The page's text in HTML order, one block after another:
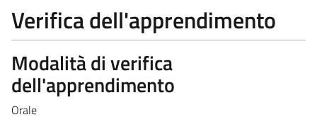
Verifica dell'apprendimento
Modalità di verifica
dell'apprendimento
Orale